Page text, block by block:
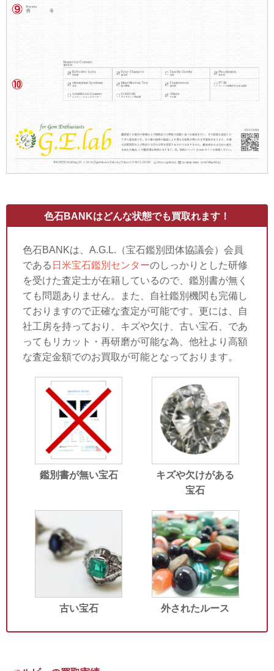
色石BANKはどんな状態でも買取れます！
色石BANKは、A.G.L.（宝石鑑別団体協議会）会員
である 日米宝石鑑別センターのしっかりとした研修
を受けた査定士が在籍しているので、鑑別書が無く
ても問題ありません。また、自社鑑別機関も完備し
ておりますので正確な査定が可能です。更には、自
社工房を持っており、キズや欠け、古い宝石、であ
ってもリカット・再研磨が可能な為、他社より高額
な査定金額でのお買取が可能となっております。
鑑別書が無い宝石
キズや欠けがある
宝石
古い宝石 外されたルース